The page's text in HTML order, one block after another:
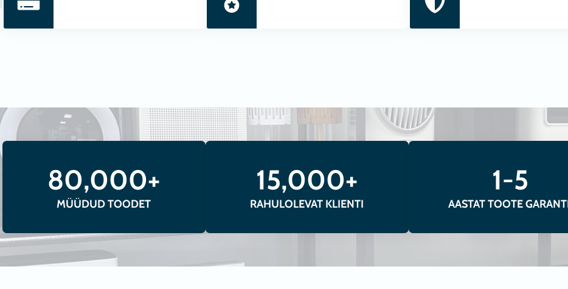
80,000+
MÜÜDUD TOODET
15,000+
RAHULOLEVAT KLIENTI
1-5
AASTAT TOOTE